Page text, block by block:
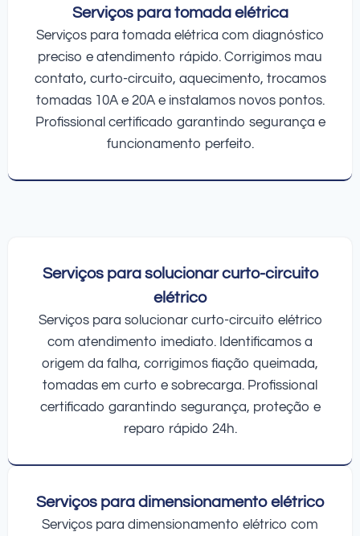
Serviços para tomada elétrica
Serviços para tomada elétrica com diagnóstico
preciso e atendimento rápido. Corrigimos mau
contato, curto-circuito, aquecimento, trocamos
tomadas 10A e 20A e instalamos novos pontos.
Profissional certificado garantindo segurança e
funcionamento perfeito.
Serviços para solucionar curto-circuito
elétrico
Serviços para solucionar curto-circuito elétrico
com atendimento imediato. Identificamos a
origem da falha, corrigimos fiação queimada,
tomadas em curto e sobrecarga. Profissional
certificado garantindo segurança, proteção e
reparo rápido 24h.
Serviços para dimensionamento elétrico
Serviços para dimensionamento elétrico com